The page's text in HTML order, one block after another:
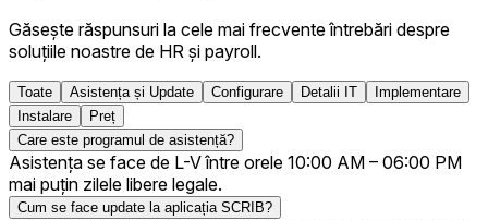
Găsește răspunsuri la cele mai frecvente întrebări despre
soluțiile noastre de HR și payroll.
Toate Asistența și Update Configurare Detalii IT
Implementare
Instalare
Preț
Care este programul de asistență?
Asistența se face de L-V între orele 10:00 AM – 06:00 PM
mai puțin zilele libere legale.
Cum se face update la aplicația SCRIB?